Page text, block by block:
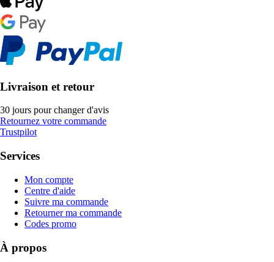
Livraison et retour
30 jours pour changer d'avis
Retournez votre commande
Trustpilot
Services
Mon compte
Centre d'aide
Suivre ma commande
Retourner ma commande
Codes promo
À propos